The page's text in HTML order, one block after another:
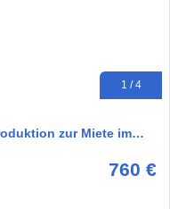
1 / 4
zur Miete im…
760 €